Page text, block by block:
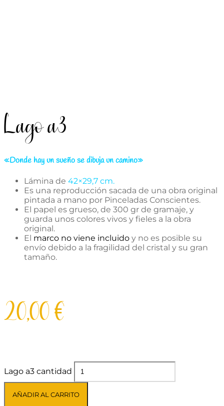
Lago a3
«Donde hay un sueño se dibuja un camino»
Lámina de 42×29,7 cm.
Es una reproducción sacada de una obra original
pintada a mano por Pinceladas Conscientes.
El papel es grueso, de 300 gr de gramaje, y
guarda unos colores vivos y fieles a la obra
original.
El marco no viene incluido y no es posible su
envío debido a la fragilidad del cristal y su gran
tamaño.
20,00€
Lago a3 cantidad
AÑADIR AL CARRITO